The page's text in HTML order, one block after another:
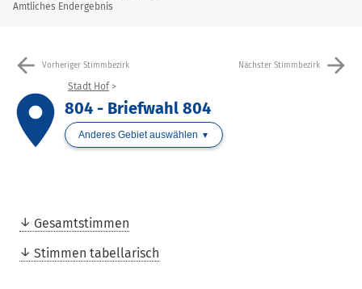
Amtliches Endergebnis
arrow_back Vorheriger Stimmbezirk Nächster Stimmbezirk arrow_forward
place
Stadt Hof
804 - Briefwahl 804
Anderes Gebiet auswählen
Gesamtstimmen
Stimmen tabellarisch